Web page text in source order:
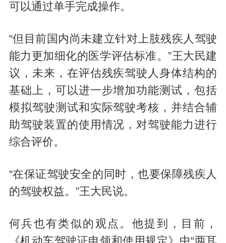
可以通过单手完成操作。
“但目前国内尚未建立针对上肢残疾人驾驶
能力更加细化的医学评估标准。”王大民建
议，未来，在评估残疾驾驶人身体结构的
基础上，可以进一步增加功能测试，包括
模拟驾驶测试和实际驾驶考核，并结合辅
助驾驶装置的使用情况，对驾驶能力进行
综合评价。
“在保证驾驶安全的同时，也要保障残疾人
的驾驶权益。”王大民说。
何兵也有类似的观点。他提到，目前，